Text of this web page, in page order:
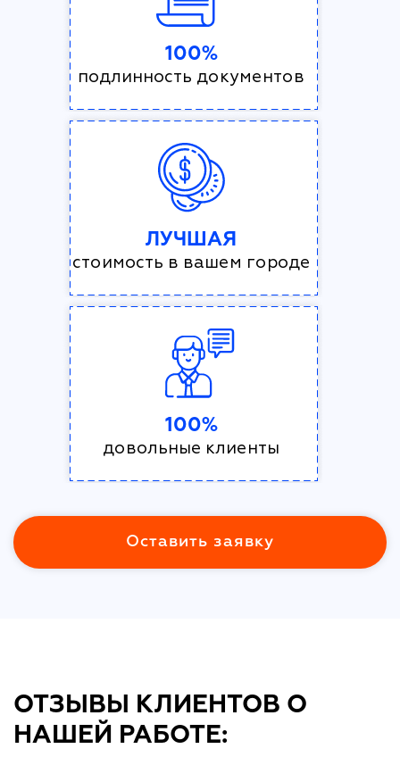
100%
подлинность документов
ЛУЧШАЯ
стоимость в вашем городе
100%
довольные клиенты
Оставить заявку
ОТЗЫВЫ КЛИЕНТОВ О
НАШЕЙ РАБОТЕ: